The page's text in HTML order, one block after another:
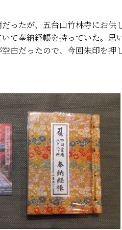
ったが、五台山竹林寺にお供
て奉納経帳を持っていた。
白だったので、今回朱印を押